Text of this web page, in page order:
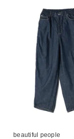
beautiful people